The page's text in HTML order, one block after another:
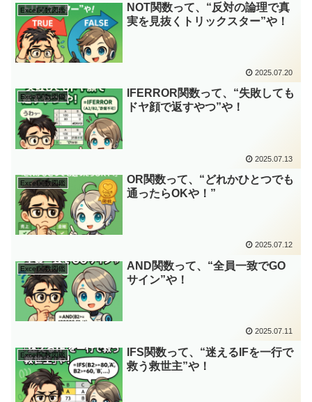
Excel関数図鑑
NOT関数って、“反対の論理で真
実を見抜くトリックスター”や！
2025.07.20
Excel関数図鑑
IFERROR関数って、“失敗しても
ドヤ顔で返すやつ”や！
2025.07.13
Excel関数図鑑
OR関数って、“どれかひとつでも
通ったらOKや！”
2025.07.12
Excel関数図鑑
AND関数って、“全員一致でGO
サイン”や！
2025.07.11
Excel関数図鑑
IFS関数って、“迷えるIFを一行で
救う救世主”や！